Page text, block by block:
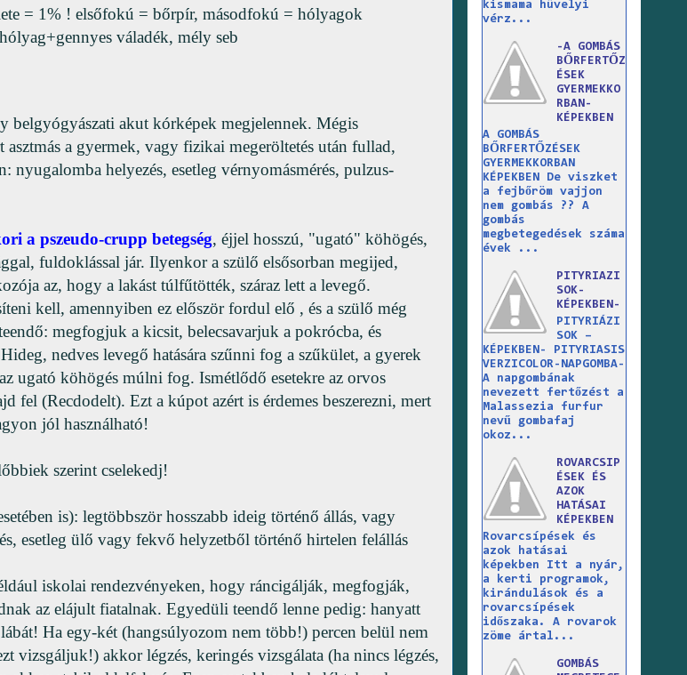
= 1% ! elsőfokú = bőrpír, másodfokú = hólyagok
váladék, mély seb
belgyógyászati akut kórképek megjelennek. Mégis
a gyermek, vagy fizikai megeröltetés után fullad,
nyugalomba helyezés, esetleg vérnyomásmérés, pulzus-
a pszeudo-crupp betegség, éjjel hosszú, "ugató" köhögés,
fuldoklással jár. Ilyenkor a szülő elsősorban megijed,
az, hogy a lakást túlfűtötték, száraz lett a levegő.
kell, amennyiben ez először fordul elő , és a szülő még
megfogjuk a kicsit, belecsavarjuk a pokrócba, és
nedves levegő hatására szűnni fog a szűkület, a gyerek
ugató köhögés múlni fog. Ismétlődő esetekre az orvos
fel (Recdodelt). Ezt a kúpot azért is érdemes beszerezni, mert
jól használható!
szerint cselekedj!
is): legtöbbször hosszabb ideig történő állás, vagy
esetleg ülő vagy fekvő helyzetből történő hirtelen felállás
iskolai rendezvényeken, hogy ráncigálják, megfogják,
az elájult fiatalnak. Egyedüli teendő lenne pedig: hanyatt
Ha egy-két (hangsúlyozom nem több!) percen belül nem
vizsgáljuk!) akkor légzés, keringés vizsgálata (ha nincs légzés,
kismama hüvelyi
vérz...
-A GOMBÁS
BŐRFERTŐZ
ÉSEK
GYERMEKKO
RBAN-
KÉPEKBEN
A GOMBÁS
BŐRFERTŐZÉSEK
GYERMEKKORBAN
KÉPEKBEN De viszket
a fejbőröm vajjon
nem gombás ?? A
gombás
megbetegedések száma
évek ...
PITYRIAZI
SOK-
KÉPEKBEN-
PITYRIÁZI
SOK –
KÉPEKBEN- PITYRIASIS
VERZICOLOR-NAPGOMBA-
A napgombának
nevezett fertőzést a
Malassezia furfur
nevű gombafaj
okoz...
ROVARCSIP
ÉSEK ÉS
AZOK
HATÁSAI
KÉPEKBEN
Rovarcsípések és
azok hatásai
képekben Itt a nyár,
a kerti programok,
kirándulások és a
rovarcsípések
időszaka. A rovarok
zöme ártal...
GOMBÁS